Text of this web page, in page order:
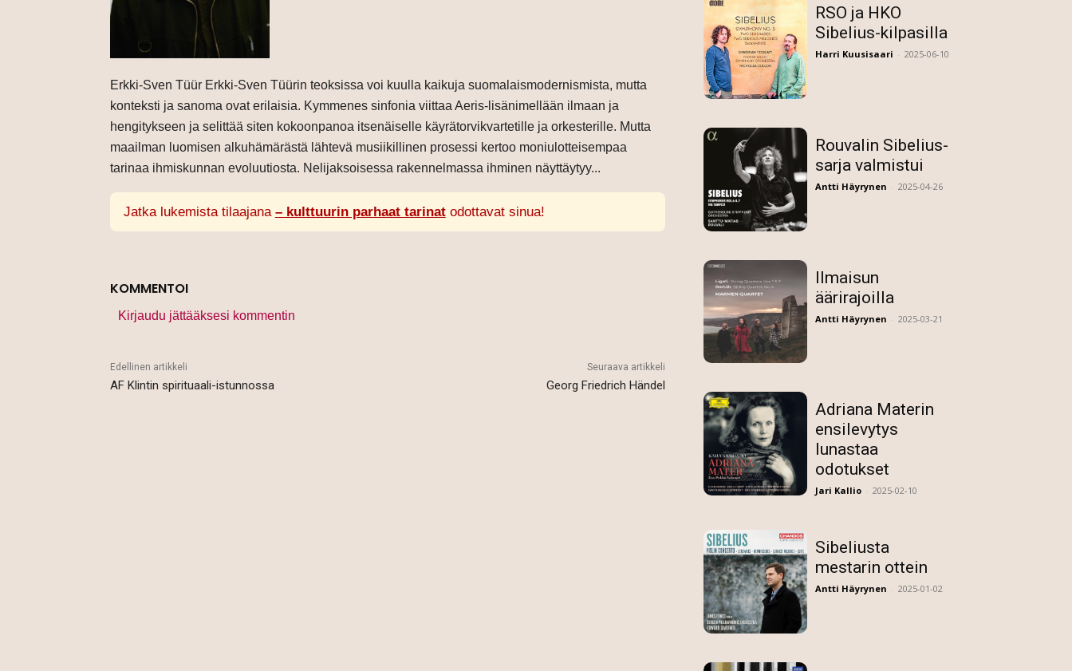
Erkki-Sven Tüür Erkki-Sven Tüürin teoksissa voi kuulla kaikuja suomalaismodernismista, mutta
konteksti ja sanoma ovat erilaisia. Kymmenes sinfonia viittaa Aeris-lisänimellään ilmaan ja
hengitykseen ja selittää siten kokoonpanoa itsenäiselle käyrätorvikvartetille ja orkesterille. Mutta
maailman luomisen alkuhämärästä lähtevä musiikillinen prosessi kertoo moniulotteisempaa
tarinaa ihmiskunnan evoluutiosta. Nelijaksoisessa rakennelmassa ihminen näyttäytyy...
Jatka lukemista tilaajana – kulttuurin parhaat tarinatodottavat sinua!
KOMMENTOI
Kirjaudu jättääksesi kommentin
Edellinen artikkeli
AF Klintin spirituaali-istunnossa
Seuraava artikkeli
Georg Friedrich Händel
RSO ja HKO
Sibelius-kilpasilla
Harri Kuusisaari - 2025-06-10
Rouvalin Sibelius-
sarja valmistui
Antti Häyrynen - 2025-04-26
Ilmaisun
äärirajoilla
Antti Häyrynen - 2025-03-21
Adriana Materin
ensilevytys
lunastaa
odotukset
Jari Kallio - 2025-02-10
Sibeliusta
mestarin ottein
Antti Häyrynen - 2025-01-02